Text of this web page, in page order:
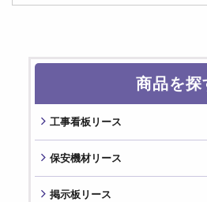
商品を探
⼯事看板リース
保安機材リース
掲⽰板リース